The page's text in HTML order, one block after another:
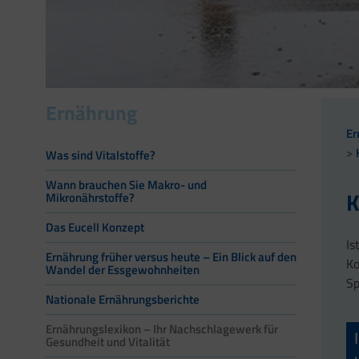
Ernährung
Was sind Vitalstoffe?
Wann brauchen Sie Makro- und
Mikronährstoffe?
Das Eucell Konzept
Ernährung früher versus heute – Ein Blick auf den
Wandel der Essgewohnheiten
Nationale Ernährungsberichte
Ernährungslexikon – Ihr Nachschlagewerk für
Gesundheit und Vitalität